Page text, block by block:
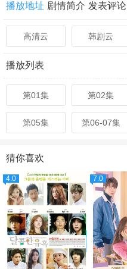
播放地址 剧情简介 发表评论
高清云 韩剧云
播放列表
第01集 第02集
第05集 第06-07集
猜你喜欢
4.0 7.0